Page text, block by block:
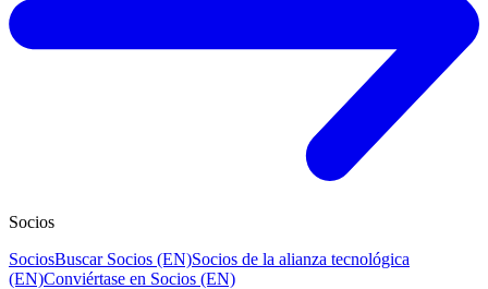
Socios
SociosBuscar Socios (EN)Socios de la alianza tecnológica
(EN)Conviértase en Socios (EN)